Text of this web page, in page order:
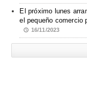
El próximo lunes
el pequeño comercio
16/11/2023